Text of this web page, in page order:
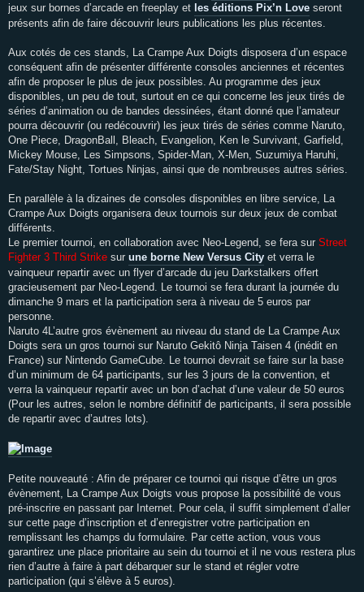
jeux sur bornes d’arcade en freeplay et les éditions Pix’n Love seront
présents afin de faire découvrir leurs publications les plus récentes.
Aux cotés de ces stands, La Crampe Aux Doigts disposera d’un espace
conséquent afin de présenter différente consoles anciennes et récentes
afin de proposer le plus de jeux possibles. Au programme des jeux
disponibles, un peu de tout, surtout en ce qui concerne les jeux tirés de
séries d’animation ou de bandes dessinées, étant donné que l’amateur
pourra découvrir (ou redécouvrir) les jeux tirés de séries comme Naruto,
One Piece, DragonBall, Bleach, Evangelion, Ken le Survivant, Garfield,
Mickey Mouse, Les Simpsons, Spider-Man, X-Men, Suzumiya Haruhi,
Fate/Stay Night, Tortues Ninjas, ainsi que de nombreuses autres séries.
En parallèle à la dizaines de consoles disponibles en libre service, La
Crampe Aux Doigts organisera deux tournois sur deux jeux de combat
différents.
Le premier tournoi, en collaboration avec Neo-Legend, se fera sur Street
Fighter 3 Third Strike sur une borne New Versus City et verra le
vainqueur repartir avec un flyer d’arcade du jeu Darkstalkers offert
gracieusement par Neo-Legend. Le tournoi se fera durant la journée du
dimanche 9 mars et la participation sera à niveau de 5 euros par
personne.
Naruto 4L’autre gros évènement au niveau du stand de La Crampe Aux
Doigts sera un gros tournoi sur Naruto Gekitô Ninja Taisen 4 (inédit en
France) sur Nintendo GameCube. Le tournoi devrait se faire sur la base
d’un minimum de 64 participants, sur les 3 jours de la convention, et
verra la vainqueur repartir avec un bon d’achat d’une valeur de 50 euros
(Pour les autres, selon le nombre définitif de participants, il sera possible
de repartir avec d’autres lots).
Petite nouveauté : Afin de préparer ce tournoi qui risque d’être un gros
évènement, La Crampe Aux Doigts vous propose la possibilité de vous
pré-inscrire en passant par Internet. Pour cela, il suffit simplement d’aller
sur cette page d’inscription et d’enregistrer votre participation en
remplissant les champs du formulaire. Par cette action, vous vous
garantirez une place prioritaire au sein du tournoi et il ne vous restera plus
rien d’autre à faire à part débarquer sur le stand et régler votre
participation (qui s’élève à 5 euros).